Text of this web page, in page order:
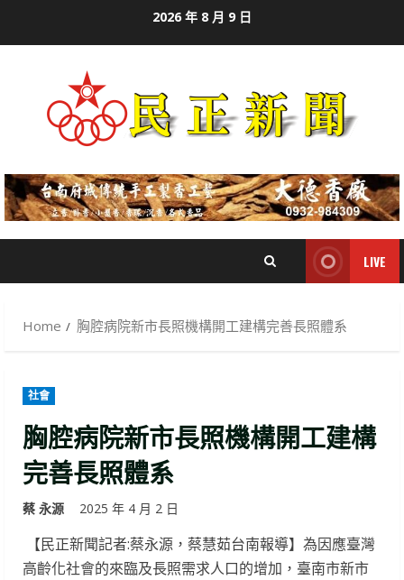
2026 年 8 月 9 日
LIVE
Home 胸腔病院新市長照機構開工建構完善長照體系
社會
胸腔病院新市長照機構開工建構
完善長照體系
蔡 永源 2025 年 4 月 2 日
【民正新聞記者:蔡永源，蔡慧茹台南報導】為因應臺灣
高齡化社會的來臨及長照需求人口的增加，臺南市新市